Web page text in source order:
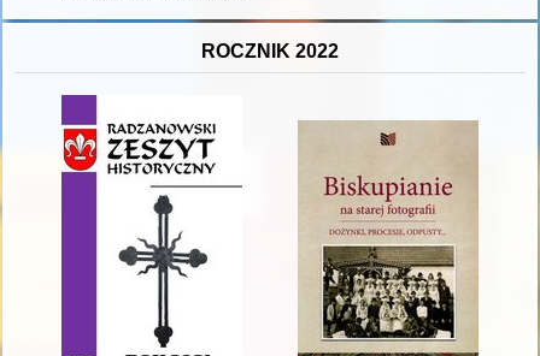
ROCZNIK 2022